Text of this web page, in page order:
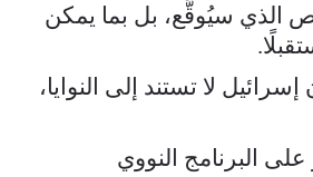
الذي سيُوقَّع، بل بما يمكن
لا تستند إلى النوايا،
البرنامج النووي